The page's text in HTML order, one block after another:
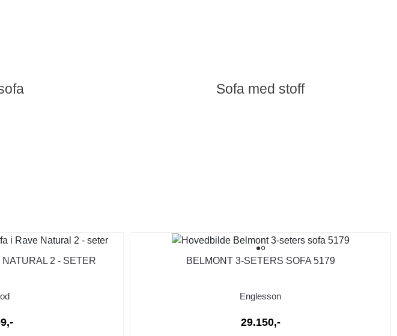
Sofa med stoff
2 - SETER BELMONT 3-SETERS SOFA 5179
Englesson
29.150,-